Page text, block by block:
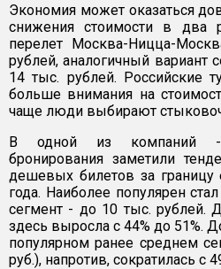
Экономия может оказаться
снижения стоимости в два
перелет Москва-Ницца-
рублей, аналогичный
14 тыс. рублей. Российские
больше внимания на
чаще люди выбирают
В одной из компаний -
бронирования заметили
дешевых билетов за
года. Наиболее популярен
сегмент - до 10 тыс. рублей.
здесь выросла с 44% до 51%.
популярном ранее среднем
руб.), напротив, сократилась с